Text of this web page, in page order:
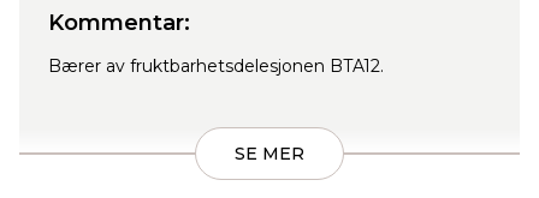
Kommentar:
Bærer av fruktbarhetsdelesjonen BTA12.
SE MER